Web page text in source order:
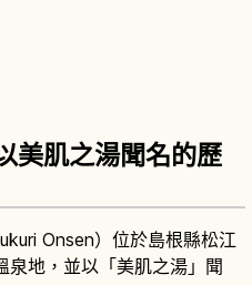
美肌之湯聞名的歷
Onsen）位於島根縣松江
泉地，並以「美肌之湯」聞